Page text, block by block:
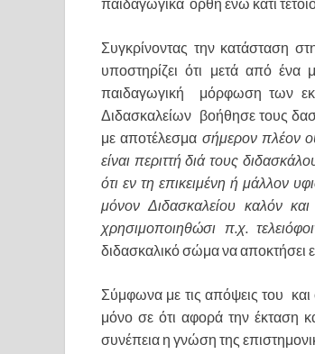
παιδαγωγικά ορθή ενώ κάτι
Συγκρίνοντας την κατάσταση
υποστηρίζει ότι μετά από ένα
παιδαγωγική μόρφωση των
Διδασκαλείων βοήθησε τους
με αποτέλεσμα σήμερον πλέον
είναι περιττή διά τους
ότι εν τη επικειμένη ή μάλλον
μόνον Διδασκαλείου καλόν
χρησιμοποιηθώσι π.χ.
διδασκαλικό σώμα να αποκτήσει
Σύμφωνα με τις απόψεις του και
μόνο σε ότι αφορά την έκταση
συνέπεια η γνώση της